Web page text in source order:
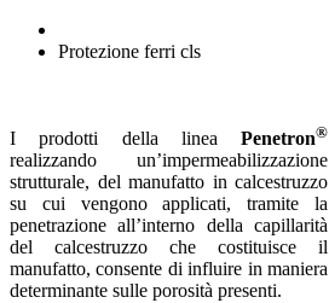
Protezione ferri cls
I prodotti della linea Penetron®
realizzando un’impermeabilizzazione
strutturale, del manufatto in calcestruzzo
su cui vengono applicati, tramite la
penetrazione all’interno della capillarità
del calcestruzzo che costituisce il
manufatto, consente di influire in maniera
determinante sulle porosità presenti.